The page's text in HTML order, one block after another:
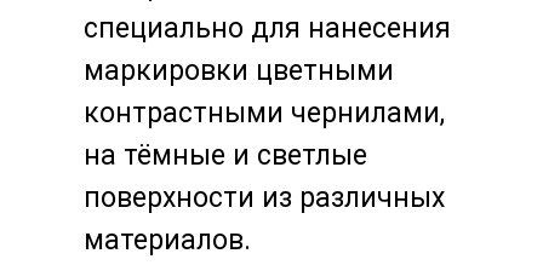
специально для нанесения
маркировки цветными
контрастными чернилами,
на тёмные и светлые
поверхности из различных
материалов.